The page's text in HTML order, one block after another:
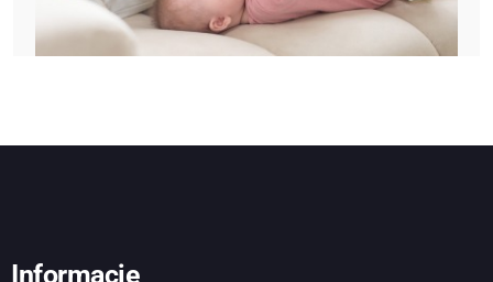
Informacje